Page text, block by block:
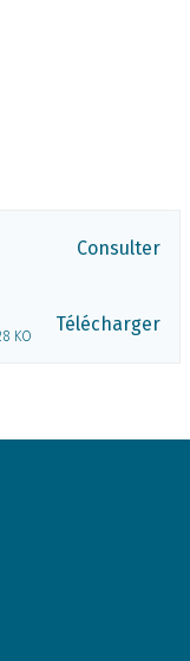
Consulter
KO
Télécharger